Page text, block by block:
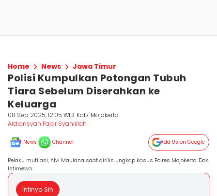
Home News Jawa Timur
Polisi Kumpulkan Potongan Tubuh
Tiara Sebelum Diserahkan ke
Keluarga
08 Sep 2025, 12:05 WIB Kab. Mojokerto
Ardiansyah Fajar Syahlillah
News Channel Add Us on Google
Pelaku mutilasi, Alvi Maulana saat dirilis ungkap kasus Polres Mojokerto. Dok.
Istimewa.
Intinya Sih